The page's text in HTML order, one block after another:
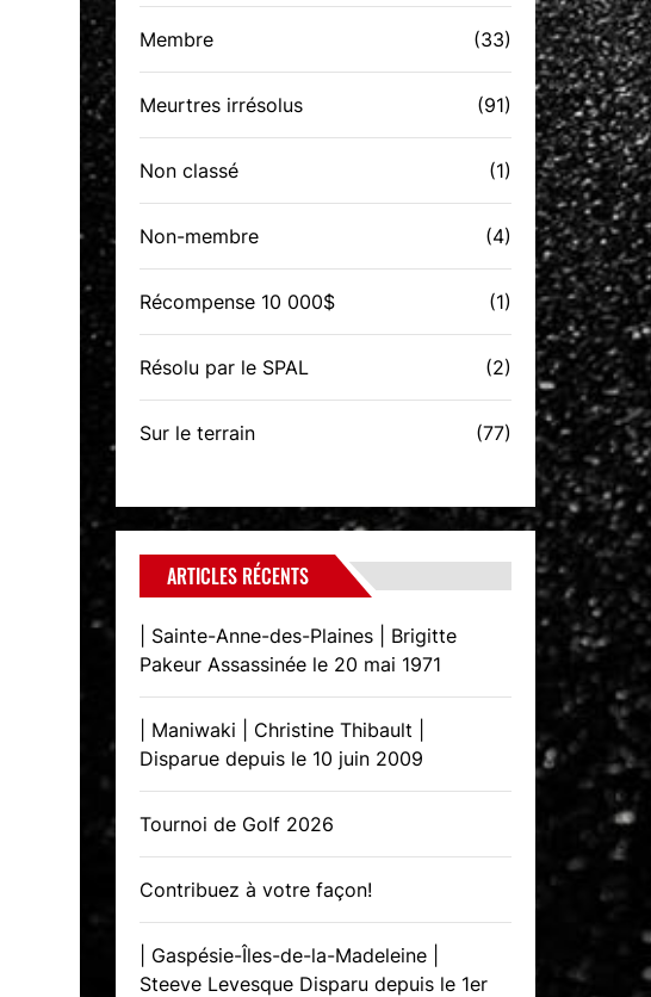
Membre (33)
Meurtres irrésolus (91)
Non classé (1)
Non-membre (4)
Récompense 10 000$ (1)
Résolu par le SPAL (2)
Sur le terrain (77)
ARTICLES RÉCENTS
| Sainte-Anne-des-Plaines | Brigitte
Pakeur Assassinée le 20 mai 1971
| Maniwaki | Christine Thibault |
Disparue depuis le 10 juin 2009
Tournoi de Golf 2026
Contribuez à votre façon!
| Gaspésie-Îles-de-la-Madeleine |
Steeve Levesque Disparu depuis le 1er